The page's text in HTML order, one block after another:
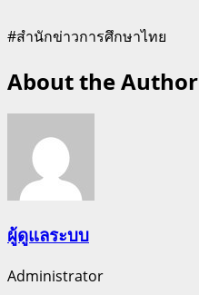
#สำนักข่าวการศึกษาไทย
About the Author
ผู้ดูแลระบบ
Administrator